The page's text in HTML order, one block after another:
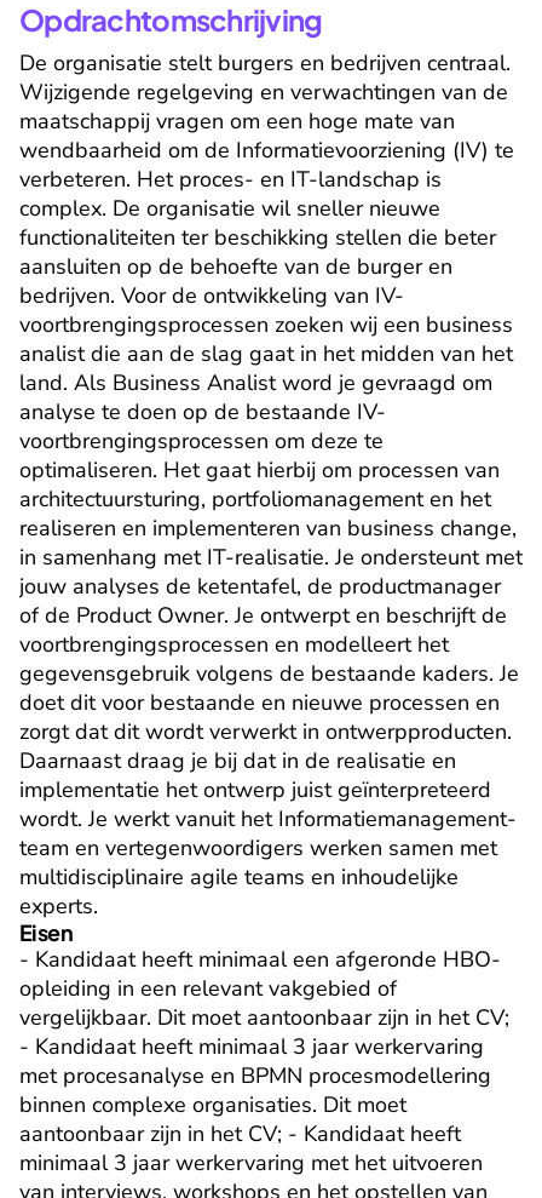
Opdrachtomschrijving
De organisatie stelt burgers en bedrijven centraal.
Wijzigende regelgeving en verwachtingen van de
maatschappij vragen om een hoge mate van
wendbaarheid om de Informatievoorziening (IV) te
verbeteren. Het proces- en IT-landschap is
complex. De organisatie wil sneller nieuwe
functionaliteiten ter beschikking stellen die beter
aansluiten op de behoefte van de burger en
bedrijven. Voor de ontwikkeling van IV-
voortbrengingsprocessen zoeken wij een business
analist die aan de slag gaat in het midden van het
land. Als Business Analist word je gevraagd om
analyse te doen op de bestaande IV-
voortbrengingsprocessen om deze te
optimaliseren. Het gaat hierbij om processen van
architectuursturing, portfoliomanagement en het
realiseren en implementeren van business change,
in samenhang met IT-realisatie. Je ondersteunt met
jouw analyses de ketentafel, de productmanager
of de Product Owner. Je ontwerpt en beschrijft de
voortbrengingsprocessen en modelleert het
gegevensgebruik volgens de bestaande kaders. Je
doet dit voor bestaande en nieuwe processen en
zorgt dat dit wordt verwerkt in ontwerpproducten.
Daarnaast draag je bij dat in de realisatie en
implementatie het ontwerp juist geïnterpreteerd
wordt. Je werkt vanuit het Informatiemanagement-
team en vertegenwoordigers werken samen met
multidisciplinaire agile teams en inhoudelijke
experts.
Eisen
- Kandidaat heeft minimaal een afgeronde HBO-
opleiding in een relevant vakgebied of
vergelijkbaar. Dit moet aantoonbaar zijn in het CV;
- Kandidaat heeft minimaal 3 jaar werkervaring
met procesanalyse en BPMN procesmodellering
binnen complexe organisaties. Dit moet
aantoonbaar zijn in het CV; - Kandidaat heeft
minimaal 3 jaar werkervaring met het uitvoeren
van interviews, workshops en het opstellen van